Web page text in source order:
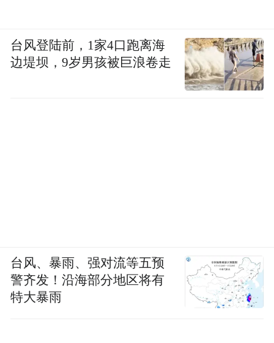
台风登陆前，1家4口跑离海
边堤坝，9岁男孩被巨浪卷走
台风、暴雨、强对流等五预
警齐发！沿海部分地区将有
特大暴雨